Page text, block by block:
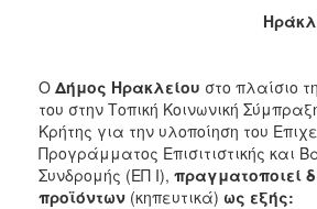
Κέντρα
Δημιουργικής
Απασχόλησης
Παιδιών
(Κ.Δ.Α.Π.)
Ο Δήμος Ηρακλείου στο πλαίσιο
του στην Τοπική Κοινωνική
Κρήτης για την υλοποίηση του
Προγράμματος Επισιτιστικής και
Συνδρομής (ΕΠ Ι), πραγματοποιεί
προϊόντων (κηπευτικά) ως εξής: